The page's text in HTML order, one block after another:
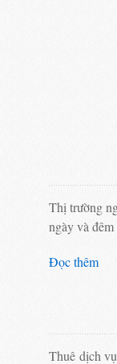
Thị trường
ngày và
Đọc thêm
Thuê dịch